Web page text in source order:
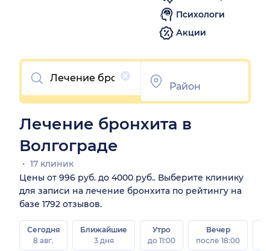
Психологи
Акции
Очистить
Лечение бронхита в
Волгограде
17 клиник
Цены от 996 руб. до 4000 руб.. Выберите клинику
для записи на лечение бронхита по рейтингу на
базе 1792 отзывов.
Сегодня
8 авг.
Ближайшие
3 дня
Утро
до 11:00
Вечер
после 18:00